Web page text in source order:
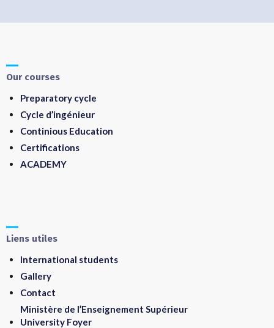
Our courses
Preparatory cycle
Cycle d’ingénieur
Continious Education
Certifications
ACADEMY
Liens utiles
International students
Gallery
Contact
Ministère de l’Enseignement Supérieur
University Foyer